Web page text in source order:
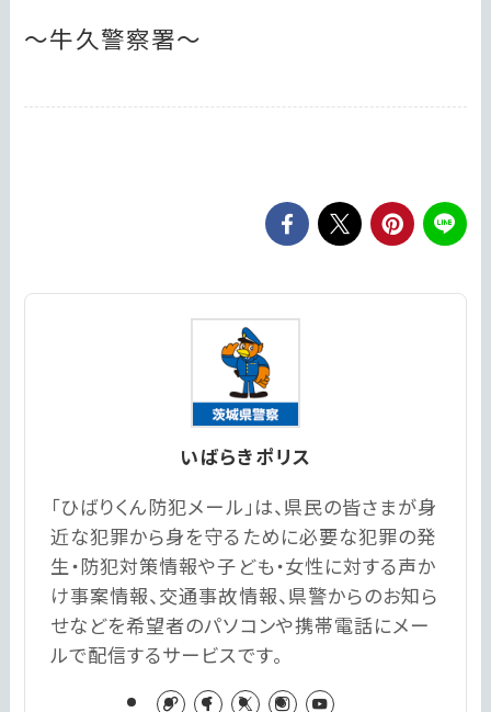
～牛久警察署～
いばらきポリス
「ひばりくん防犯メール」は、県民の皆さまが身
近な犯罪から身を守るために必要な犯罪の発
生・防犯対策情報や子ども・女性に対する声か
け事案情報、交通事故情報、県警からのお知ら
せなどを希望者のパソコンや携帯電話にメー
ルで配信するサービスです。